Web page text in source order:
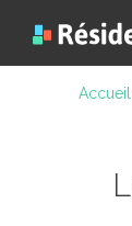
Accueil